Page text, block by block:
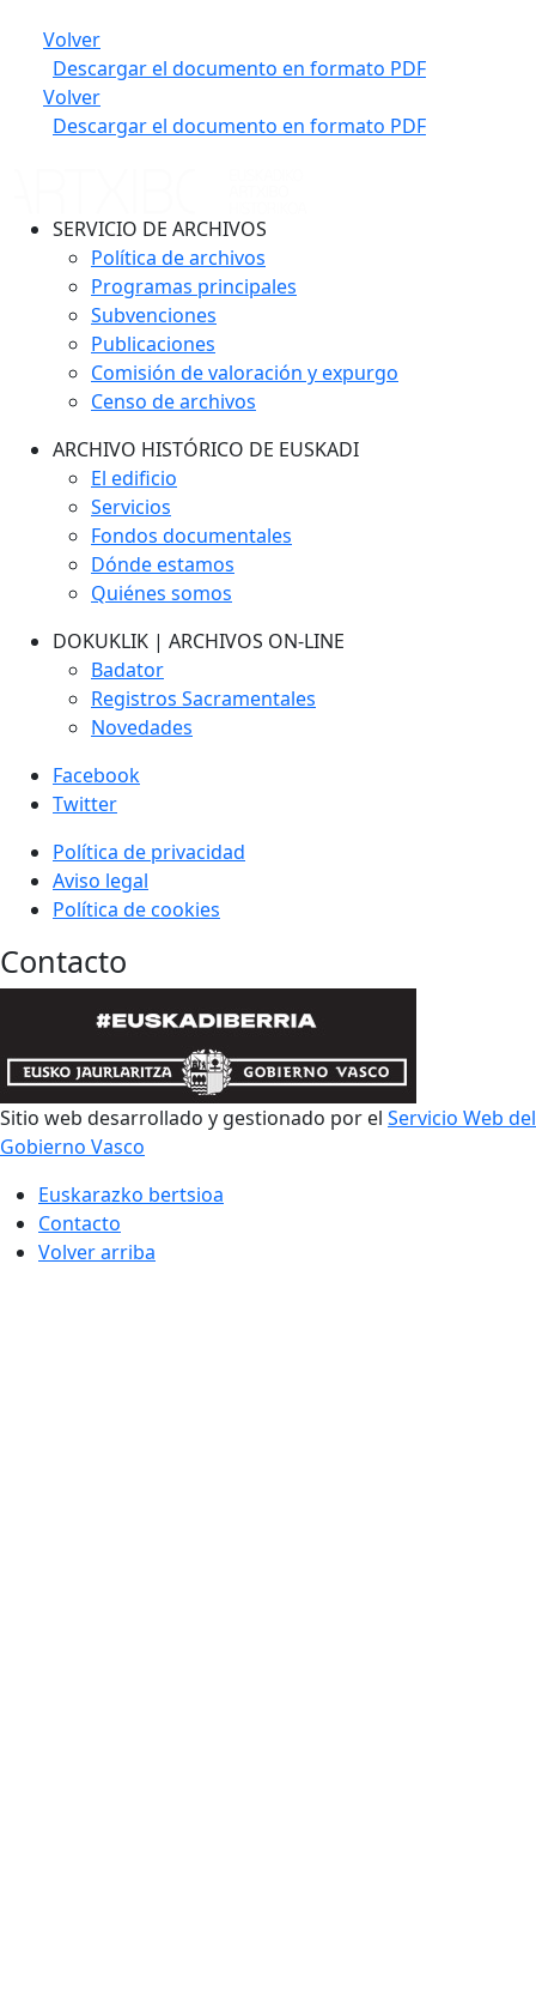
Volver
Descargar el documento en formato PDF
Volver
Descargar el documento en formato PDF
SERVICIO DE ARCHIVOS
Política de archivos
Programas principales
Subvenciones
Publicaciones
Comisión de valoración y expurgo
Censo de archivos
ARCHIVO HISTÓRICO DE EUSKADI
El edificio
Servicios
Fondos documentales
Dónde estamos
Quiénes somos
DOKUKLIK | ARCHIVOS ON-LINE
Badator
Registros Sacramentales
Novedades
Facebook
Twitter
Política de privacidad
Aviso legal
Política de cookies
Contacto
Sitio web desarrollado y gestionado por el Servicio Web del
Gobierno Vasco
Euskarazko bertsioa
Contacto
Volver arriba